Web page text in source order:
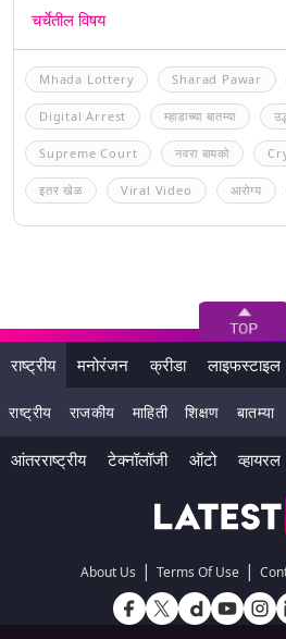
चर्चेतील विषय
Mhada Lottery Sharad Pawar
Digital Arrest म्हाडाच्या बातम्या
Supreme Court नवरा बायको
इतर खेळ Viral Video आरोग्य
राष्ट्रीय मनोरंजन क्रीडा लाइफस्टाइल
राष्ट्रीय राजकीय माहिती शिक्षण बातम्या
आंतरराष्ट्रीय टेक्नॉलॉजी ऑटो व्हायरल
About Us | Terms Of Use |